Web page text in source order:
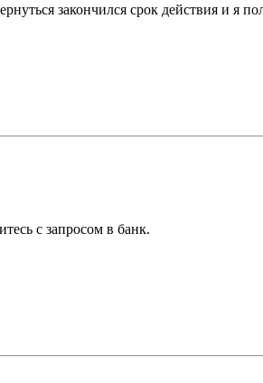
закончился срок действия и я
с запросом в банк.